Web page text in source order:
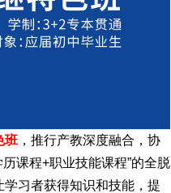
班 ，推行产教深度融合，协
课程+职业技能课程”的全脱
习者获得知识和技能，提